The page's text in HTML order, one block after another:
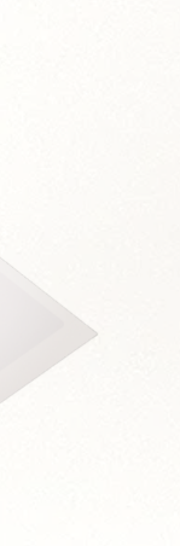
:
assertivité
coûts
terme